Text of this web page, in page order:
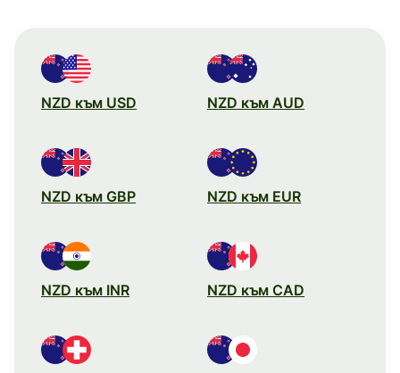
NZD към USD NZD към AUD
NZD към GBP NZD към EUR
NZD към INR NZD към CAD